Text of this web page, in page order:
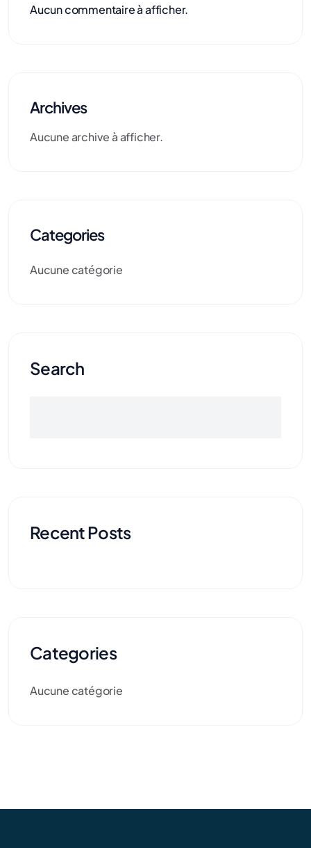
Aucun commentaire à afficher.
Archives
Aucune archive à afficher.
Categories
Aucune catégorie
Search
Recent Posts
Categories
Aucune catégorie